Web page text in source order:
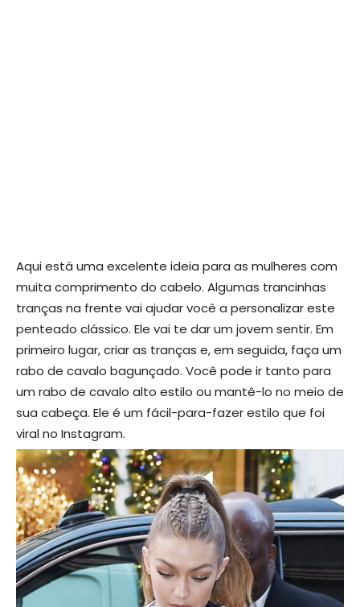
Aqui está uma excelente ideia para as mulheres com
muita comprimento do cabelo. Algumas trancinhas
tranças na frente vai ajudar você a personalizar este
penteado clássico. Ele vai te dar um jovem sentir. Em
primeiro lugar, criar as tranças e, em seguida, faça um
rabo de cavalo bagunçado. Você pode ir tanto para
um rabo de cavalo alto estilo ou mantê-lo no meio de
sua cabeça. Ele é um fácil-para-fazer estilo que foi
viral no Instagram.